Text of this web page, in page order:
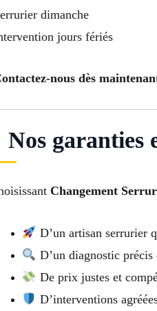
dimanche
jours fériés
nous dès
Nos garanties
Changement
D’un artisan serrurier
D’un diagnostic
De prix justes et
D’interventions